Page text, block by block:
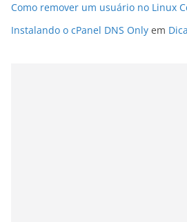
Como remover um usuário no Linux
Instalando o cPanel DNS Only em Dica